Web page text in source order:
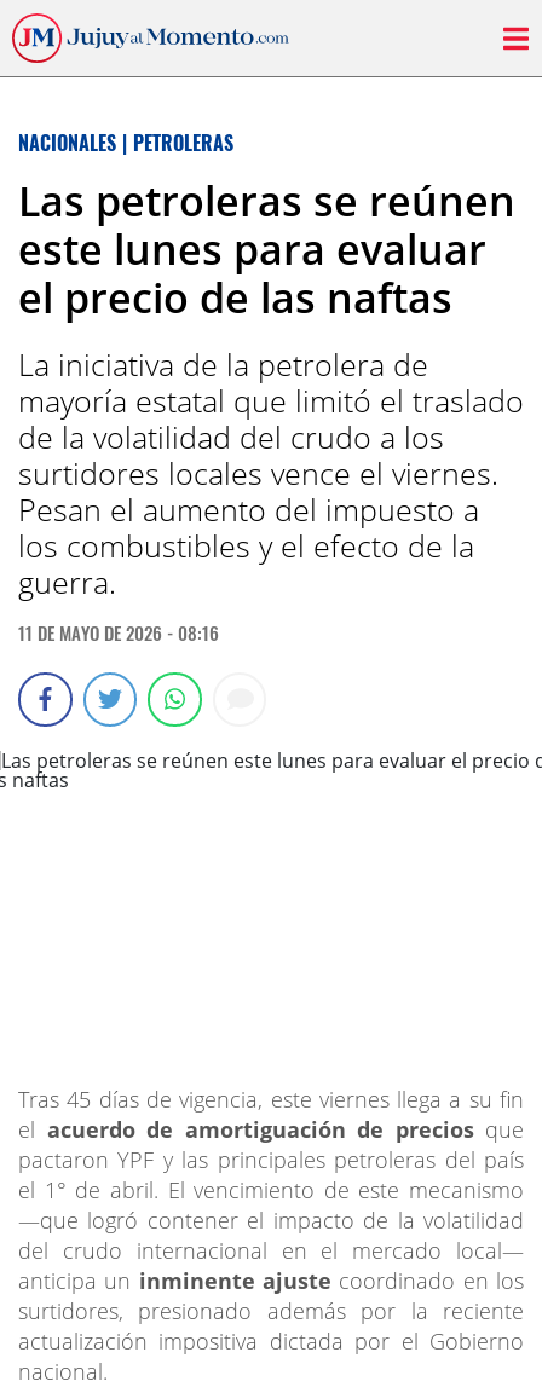
NACIONALES | PETROLERAS
Las petroleras se reúnen
este lunes para evaluar
el precio de las naftas
La iniciativa de la petrolera de
mayoría estatal que limitó el traslado
de la volatilidad del crudo a los
surtidores locales vence el viernes.
Pesan el aumento del impuesto a
los combustibles y el efecto de la
guerra.
11 DE MAYO DE 2026 - 08:16
Tras 45 días de vigencia, este viernes llega a su fin
el acuerdo de amortiguación de preciosque
pactaron YPF y las principales petroleras del país
el 1° de abril. El vencimiento de este mecanismo
—que logró contener el impacto de la volatilidad
del crudo internacional en el mercado local—
anticipa un inminente ajuste coordinado en los
surtidores, presionado además por la reciente
actualización impositiva dictada por el Gobierno
nacional.